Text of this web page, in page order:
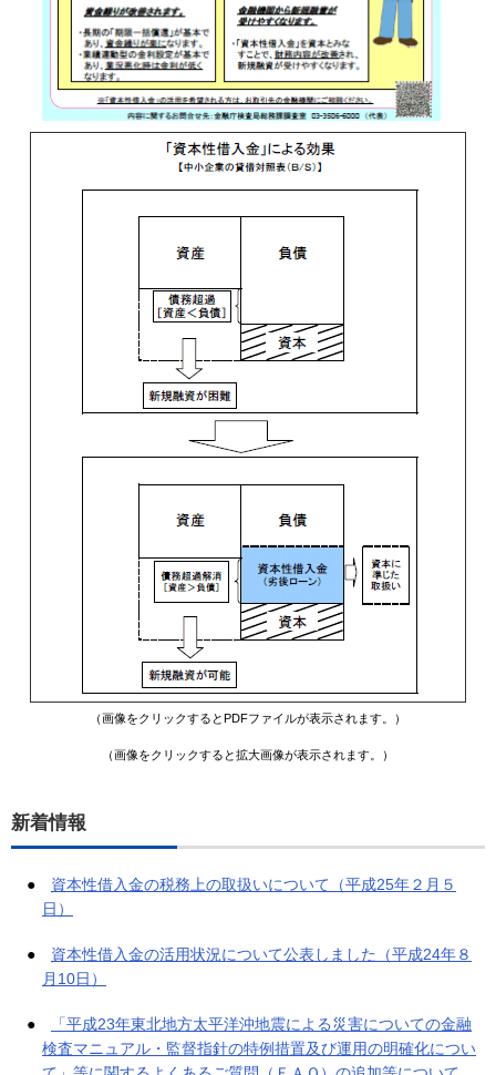
（画像をクリックするとPDFファイルが表示されます。）
（画像をクリックすると拡大画像が表示されます。）
新着情報
●
資本性借入金の税務上の取扱いについて（平成25年２月５
日）
●
資本性借入金の活用状況について公表しました（平成24年８
月10日）
●
「平成23年東北地方太平洋沖地震による災害についての金融
検査マニュアル・監督指針の特例措置及び運用の明確化につい